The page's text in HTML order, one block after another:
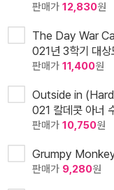
판매가 12,830원
The Day War
021년 3학기 대상
판매가 11,400원
Outside in
021 칼데콧 아너
판매가 10,750원
Grumpy
판매가 9,280원